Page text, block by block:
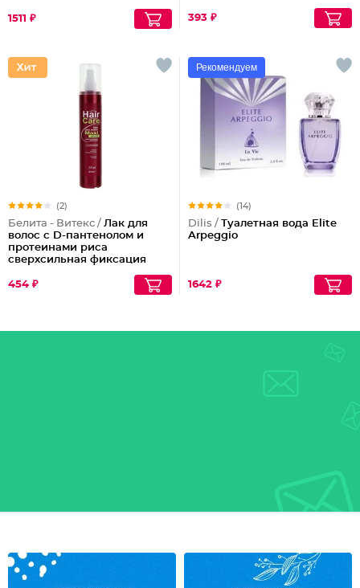
1511 ₽ 393 ₽
(2)
Белита - Витекс / Лак для
волос с D-пантенолом и
протеинами риса
сверхсильная фиксация
454 ₽
Рекомендуем
(14)
Dilis / Туалетная вода Elite
Arpeggio
1642 ₽